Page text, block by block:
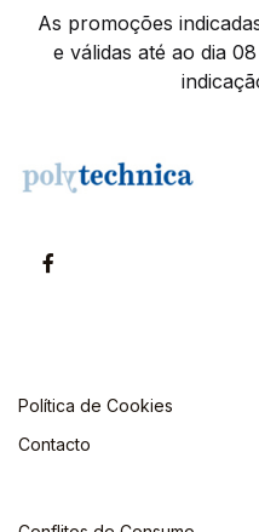
As promoções
e válidas até ao dia
Política de Cookies
Contacto